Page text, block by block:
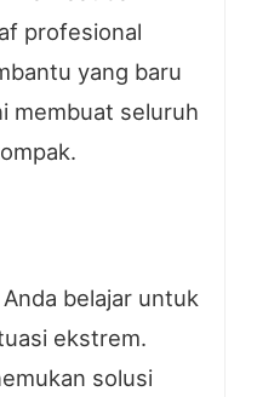
profesional
yang baru
membuat seluruh
belajar untuk
ekstrem.
solusi